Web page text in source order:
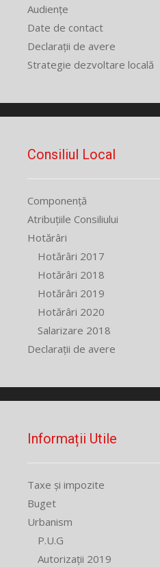
Audiențe
Date de contact
Declarații de avere
Strategie dezvoltare locală
Consiliul Local
Componență
Atribuțiile Consiliului
Hotărâri
Hotărâri 2017
Hotărâri 2018
Hotărâri 2019
Hotărâri 2020
Salarizare 2018
Declarații de avere
Informații Utile
Taxe și impozite
Buget
Urbanism
P.U.G
Autorizații 2019